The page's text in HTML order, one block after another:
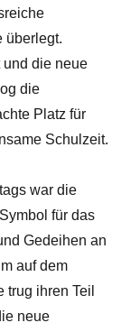
überlegt.
und die neue
die
Platz für
Schulzeit.
war die
für das
Gedeihen an
auf dem
ihren Teil
neue